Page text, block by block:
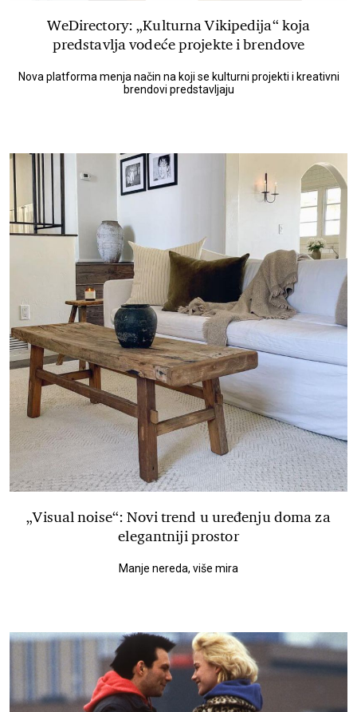
WeDirectory: „Kulturna Vikipedija“ koja
predstavlja vodeće projekte i brendove
Nova platforma menja način na koji se kulturni projekti i kreativni
brendovi predstavljaju
„Visual noise“: Novi trend u uređenju doma za
elegantniji prostor
Manje nereda, više mira